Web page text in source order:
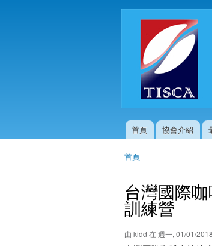
主選單
首頁 協會介紹
首頁
台灣國際
訓練營
由 kidd 在 週一, 01/01/